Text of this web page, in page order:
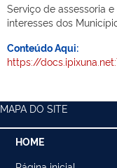
Serviço de assessoria
interesses dos
Conteúdo Aqui:
https://
MAPA DO SITE
HOME